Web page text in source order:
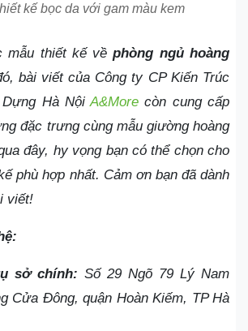
kế bọc da với gam màu kem
mẫu thiết kế vềphòng ngủ hoàng
bài viết của Công ty CP Kiến Trúc
Hà NộiA&More còn cung cấp
đặc trưng cùng mẫu giường hoàng
đây, hy vọng bạn có thể chọn cho
phù hợp nhất. Cảm ơn bạn đã dành
viết!
sở chính: Số 29 Ngõ 79 Lý Nam
Cửa Đông, quận Hoàn Kiếm, TP Hà